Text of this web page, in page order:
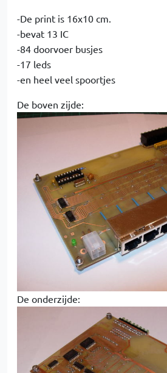
-De print is 16x10 cm.
-bevat 13 IC
-84 doorvoer busjes
-17 leds
-en heel veel spoortjes
De boven zijde:
De onderzijde: